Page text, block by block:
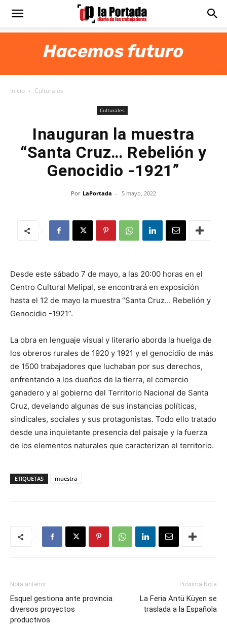
Diario
Inicio Culturales
Culturales
Inauguran la muestra
“Santa Cruz… Rebelión y
Genocidio -1921”
Por LaPortada - 5 mayo, 2022
Desde este sábado 7 de mayo, a las 20:00 horas en el
Centro Cultural Melipal, se encontrará en exposición
hasta el 12 de mayo la muestra “Santa Cruz… Rebelión y
Genocidio -1921”.
La obra en lenguaje visual y literario aborda la huelga de
los obreros rurales de 1920 y 1921 y el genocidio de más
de 1500 trabajadores que luchaban por sus derechos,
enfrentando a los dueños de la tierra, el comercio
ganadero y al gobierno del Territorio Nacional de Santa
Cruz, develando algunas de sus instancias políticas,
sindicales, sociales y sus protagonistas. Todo ello tratado
desde una inquietante presencia del paisaje y la fuerza
de los elementos naturales que caracterizan el territorio.
ETIQUETAS muestra
Nota anterior
Esquel gestiona ante provincia
diversos proyectos
productivos
Próxima Nota
La Feria Antü Küyen se
traslada a la Española